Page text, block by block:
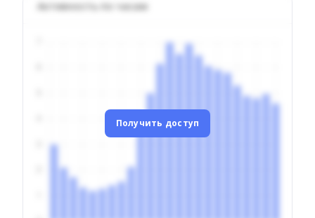
Активность по часам
Получить доступ